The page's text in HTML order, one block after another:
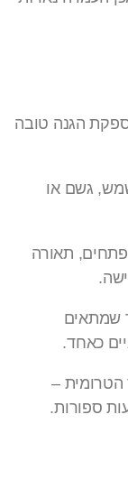
הגנה טובה
גשם או
תאורה
שמתאים
כאחד.
הטרומית –
ספורות.